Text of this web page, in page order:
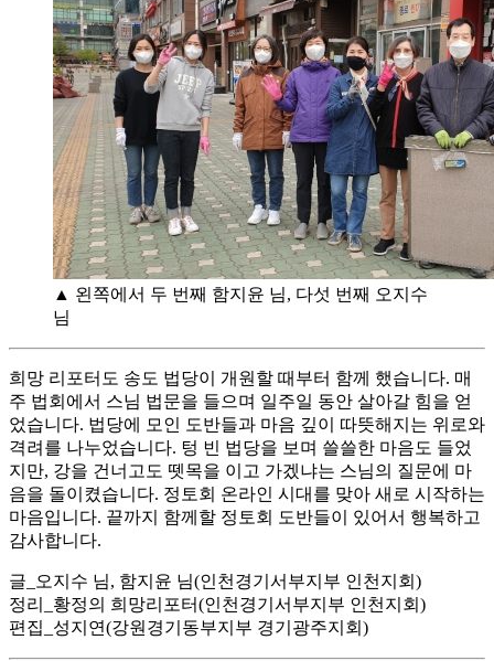
▲ 왼쪽에서 두 번째 함지윤 님, 다섯 번째 오지수
님
희망 리포터도 송도 법당이 개원할 때부터 함께 했습니다. 매
주 법회에서 스님 법문을 들으며 일주일 동안 살아갈 힘을 얻
었습니다. 법당에 모인 도반들과 마음 깊이 따뜻해지는 위로와
격려를 나누었습니다. 텅 빈 법당을 보며 쓸쓸한 마음도 들었
지만, 강을 건너고도 뗏목을 이고 가겠냐는 스님의 질문에 마
음을 돌이켰습니다. 정토회 온라인 시대를 맞아 새로 시작하는
마음입니다. 끝까지 함께할 정토회 도반들이 있어서 행복하고
감사합니다.
글_오지수 님, 함지윤 님(인천경기서부지부 인천지회)
정리_황정의 희망리포터(인천경기서부지부 인천지회)
편집_성지연(강원경기동부지부 경기광주지회)